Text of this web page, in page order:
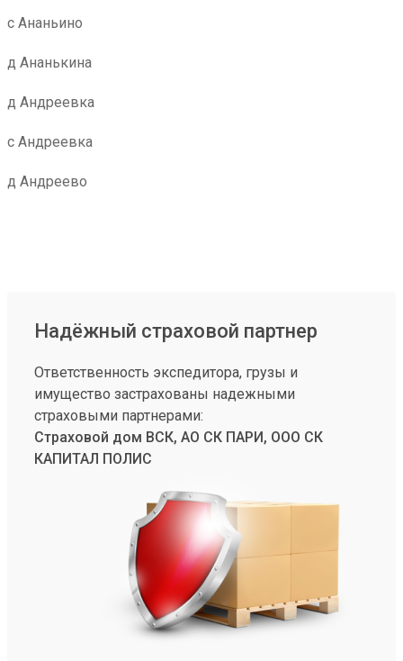
с Ананьино
д Ананькина
д Андреевка
с Андреевка
д Андреево
Надёжный страховой партнер
Ответственность экспедитора, грузы и
имущество застрахованы надежными
страховыми партнерами:
Страховой дом ВСК, АО СК ПАРИ, ООО СК
КАПИТАЛ ПОЛИС